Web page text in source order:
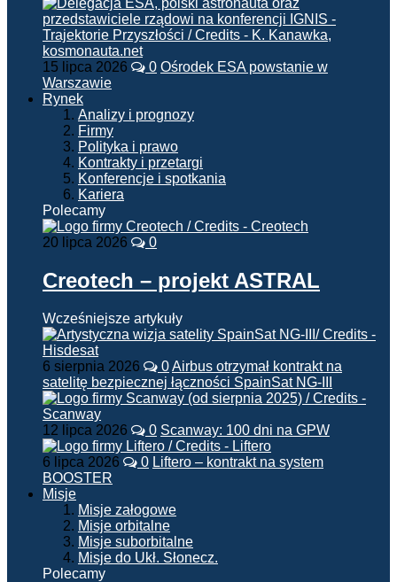
15 lipca 2026 0 Ośrodek ESA powstanie w
Warszawie
Rynek
Analizy i prognozy
Firmy
Polityka i prawo
Kontrakty i przetargi
Konferencje i spotkania
Kariera
Polecamy
20 lipca 2026 0
Creotech – projekt ASTRAL
Wcześniejsze artykuły
6 sierpnia 2026 0Airbus otrzymał kontrakt na
satelitę bezpiecznej łączności SpainSat NG-III
12 lipca 2026 0 Scanway: 100 dni na GPW
6 lipca 2026 0 Liftero – kontrakt na system
BOOSTER
Misje
Misje załogowe
Misje orbitalne
Misje suborbitalne
Misje do Ukł. Słonecz.
Polecamy